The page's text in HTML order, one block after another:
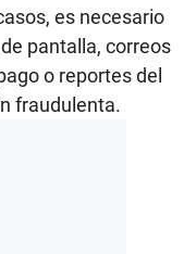
es necesario
pantalla, correos
o reportes del
fraudulenta.